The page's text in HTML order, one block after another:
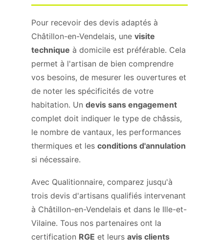
Pour recevoir des devis adaptés à
Châtillon-en-Vendelais, une visite
technique à domicile est préférable. Cela
permet à l'artisan de bien comprendre
vos besoins, de mesurer les ouvertures et
de noter les spécificités de votre
habitation. Un devis sans engagement
complet doit indiquer le type de châssis,
le nombre de vantaux, les performances
thermiques et les conditions d'annulation
si nécessaire.
Avec Qualitionnaire, comparez jusqu'à
trois devis d'artisans qualifiés intervenant
à Châtillon-en-Vendelais et dans le Ille-et-
Vilaine. Tous nos partenaires ont la
certification RGE et leurs avis clients